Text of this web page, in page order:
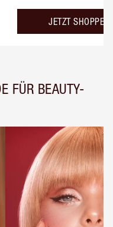
JETZT SHOPPEN
FÜR BEAUTY-